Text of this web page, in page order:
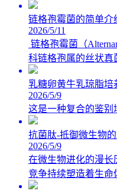
链格孢霉菌的简单介
2026/5/11
链格孢霉菌（
科链格孢属的丝状真
乳糖卵黄牛乳琼脂培
2026/5/9
这是一种复合的鉴别
抗菌肽-抵御微生物
2026/5/9
在微生物进化的漫长
竞争持续塑造着生命